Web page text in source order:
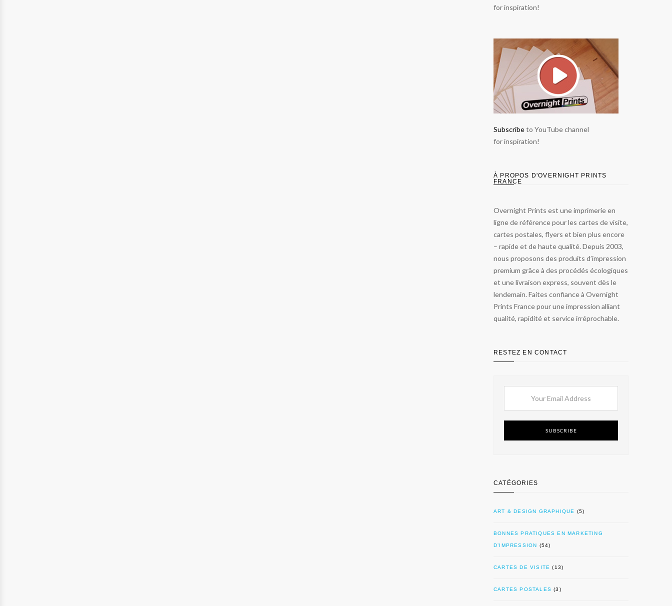
for inspiration!
Subscribeto YouTube channel
for inspiration!
À PROPOS D'OVERNIGHT PRINTS
FRANCE
Overnight Prints est une imprimerie en
ligne de référence pour les cartes de visite,
cartes postales, flyers et bien plus encore
– rapide et de haute qualité. Depuis 2003,
nous proposons des produits d’impression
premium grâce à des procédés écologiques
et une livraison express, souvent dès le
lendemain. Faites confiance à Overnight
Prints France pour une impression alliant
qualité, rapidité et service irréprochable.
RESTEZ EN CONTACT
SUBSCRIBE
CATÉGORIES
ART & DESIGN GRAPHIQUE (5)
BONNES PRATIQUES EN MARKETING
D’IMPRESSION (54)
CARTES DE VISITE (13)
CARTES POSTALES (3)